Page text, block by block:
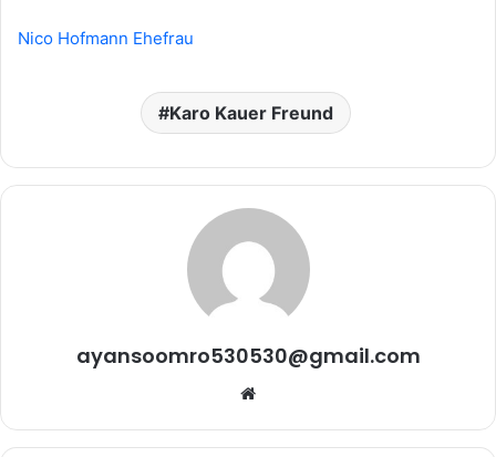
Nico Hofmann Ehefrau
Karo Kauer Freund
ayansoomro530530@gmail.com
Website